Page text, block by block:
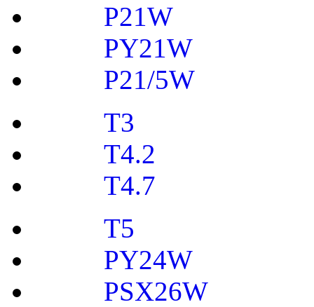
P21W
PY21W
P21/5W
T3
T4.2
T4.7
T5
PY24W
PSX26W